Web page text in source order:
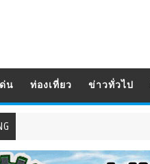
น ท่องเที่ยว ข่าวทั่วไป